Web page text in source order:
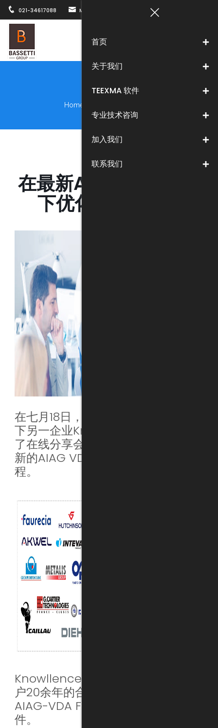
021-34617088 MARKETING@BASSETTICHINA.COM
首页
关于我们
TEEXMA 软件
专业技术咨询
加入我们
联系我们
新闻中心
Home
在最新AIAG VDA标准
下优化FMEA流程
在七月18日，BASSETTI中国协同集团
下另一企业Knowllence，成功举办
了在线分享会议：如何帮助企业在最
新的AIAG VDA标准下优化FMEA流
程。
Knowllence经过与汽车行业主要客
户20余年的合作后，成功推出与
AIAG-VDA FMEA协议相兼容的软
件。